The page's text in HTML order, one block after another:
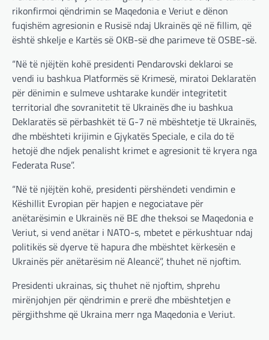
rikonfirmoi qëndrimin se Maqedonia e Veriut e dënon
fuqishëm agresionin e Rusisë ndaj Ukrainës që në fillim, që
është shkelje e Kartës së OKB-së dhe parimeve të OSBE-së.
“Në të njëjtën kohë presidenti Pendarovski deklaroi se
vendi iu bashkua Platformës së Krimesë, miratoi Deklaratën
për dënimin e sulmeve ushtarake kundër integritetit
territorial dhe sovranitetit të Ukrainës dhe iu bashkua
Deklaratës së përbashkët të G-7 në mbështetje të Ukrainës,
dhe mbështeti krijimin e Gjykatës Speciale, e cila do të
hetojë dhe ndjek penalisht krimet e agresionit të kryera nga
Federata Ruse”.
“Në të njëjtën kohë, presidenti përshëndeti vendimin e
Këshillit Evropian për hapjen e negociatave për
anëtarësimin e Ukrainës në BE dhe theksoi se Maqedonia e
Veriut, si vend anëtar i NATO-s, mbetet e përkushtuar ndaj
politikës së dyerve të hapura dhe mbështet kërkesën e
Ukrainës për anëtarësim në Aleancë”, thuhet në njoftim.
Presidenti ukrainas, siç thuhet në njoftim, shprehu
mirënjohjen për qëndrimin e prerë dhe mbështetjen e
përgjithshme që Ukraina merr nga Maqedonia e Veriut.